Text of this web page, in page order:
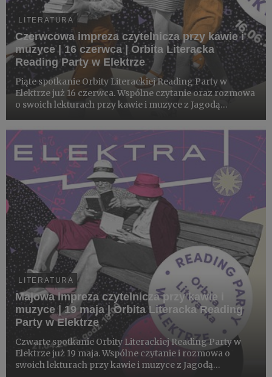
LITERATURA
Czerwcowa impreza czytelnicza przy kawie i
muzyce | 16 czerwca | Orbita Literacka
Reading Party w Elektrze
Piąte spotkanie Orbity Literackiej Reading Party w
Elektrze już 16 czerwca. Wspólne czytanie oraz rozmowa
o swoich lekturach przy kawie i muzyce z Jagodą
wszyscy są mile widziani!
LITERATURA
Majowa impreza czytelnicza przy kawie i
muzyce | 19 maja | Orbita Literacka Reading
Party w Elektrze
Czwarte spotkanie Orbity Literackiej Reading Party w
Elektrze już 19 maja. Wspólne czytanie i rozmowa o
swoich lekturach przy kawie i muzyce z Jagodą